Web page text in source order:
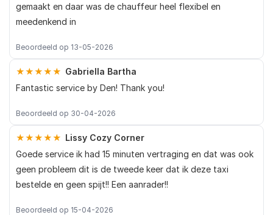
gemaakt en daar was de chauffeur heel flexibel en
meedenkend in
Beoordeeld op 13-05-2026
★★★★★ Gabriella Bartha
Fantastic service by Den! Thank you!
Beoordeeld op 30-04-2026
★★★★★ Lissy Cozy Corner
Goede service ik had 15 minuten vertraging en dat was ook
geen probleem dit is de tweede keer dat ik deze taxi
bestelde en geen spijt!! Een aanrader!!
Beoordeeld op 15-04-2026